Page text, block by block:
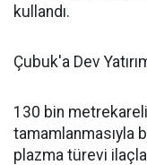
kullandı.
Çubuk'a Dev
130 bin
tamamlanmasıyla
plazma türevi